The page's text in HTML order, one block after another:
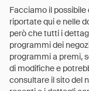
Facciamo il
riportate qui e nelle
però che tutti i
programmi dei
programmi a premi,
di modifiche e
consultare il sito del